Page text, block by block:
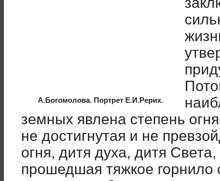
А.Богомолова. Портрет Е.И.Рерих.
земных явлена степень
не достигнутая и не
огня, дитя духа, дитя
прошедшая тяжкое горнило